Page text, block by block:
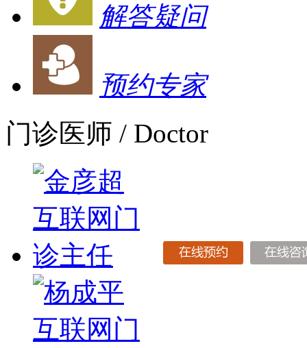
解答疑问
预约专家
门诊医师 / Doctor